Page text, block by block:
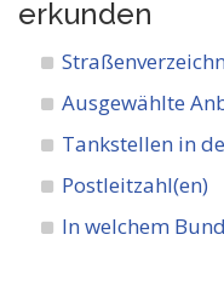
erkunden
Ausgewählte
Tankstellen in
Postleitzahl(en)
In welchem